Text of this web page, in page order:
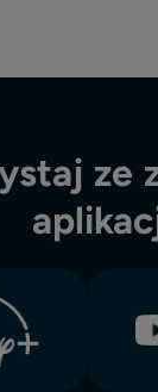
ze